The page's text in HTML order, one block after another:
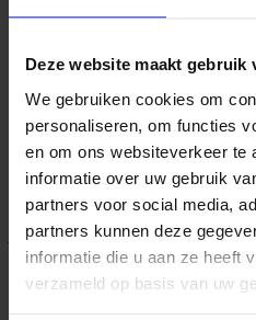
Deze website maakt gebruik
We gebruiken cookies om
personaliseren, om functies
en om ons websiteverkeer te
informatie over uw gebruik
partners voor social media,
partners kunnen deze
informatie die u aan ze heeft
verzameld op basis van uw
Hoe blijf je als
zonder jezelf voorbij te
juli 1, 2026
drukke professionals
Hoe houd je als management
volloopt, spoedverzoeken …
èèn Reactie
Dennis